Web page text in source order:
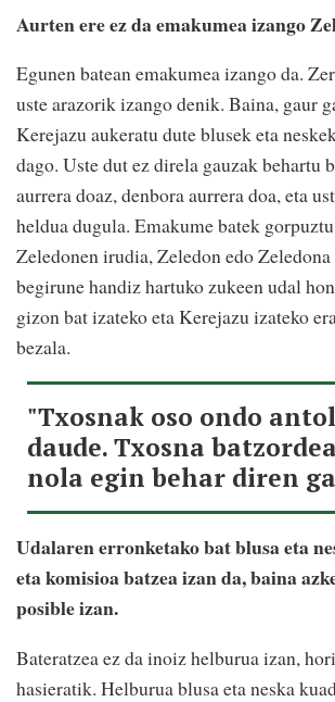
Aurten ere ez da emakumea izango
Egunen batean emakumea izango da.
uste arazorik izango denik. Baina, gaur
Kerejazu aukeratu dute blusek eta
dago. Uste dut ez direla gauzak behartu
aurrera doaz, denbora aurrera doa, eta
heldua dugula. Emakume batek
Zeledonen irudia, Zeledon edo
begirune handiz hartuko zukeen udal
gizon bat izateko eta Kerejazu izateko
bezala.
"Txosnak oso ondo
daude. Txosna
nola egin behar diren
Udalaren erronketako bat blusa eta
eta komisioa batzea izan da, baina
posible izan.
Bateratzea ez da inoiz helburua izan,
hasieratik. Helburua blusa eta neska